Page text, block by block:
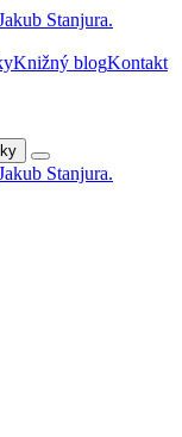
Knižný blogKontakt